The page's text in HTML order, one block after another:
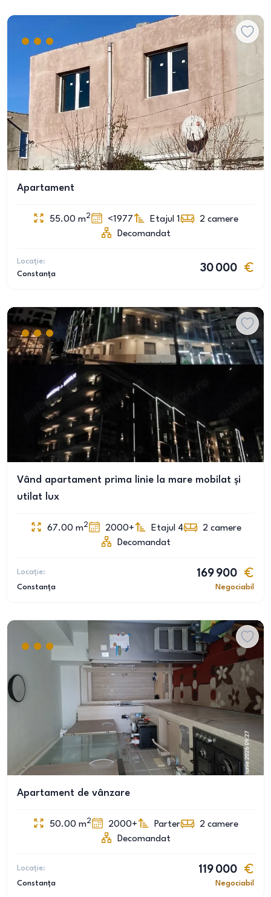
Apartament
55.00 m2 <1977 Etajul 1 2 camere
Decomandat
Locație:
Constanța
30 000
Vând apartament prima linie la mare mobilat și
utilat lux
67.00 m2 2000+ Etajul 4 2 camere
Decomandat
Locație:
Constanța
169 900
Negociabil
Apartament de vânzare
50.00 m2 2000+ Parter 2 camere
Decomandat
Locație:
Constanța
119 000
Negociabil